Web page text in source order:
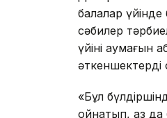
балалар
сәбилер
үйінің
«Бұл
ойнатып, аз да